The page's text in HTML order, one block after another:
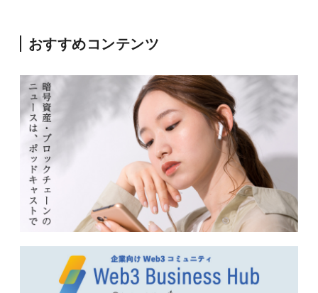
おすすめコンテンツ